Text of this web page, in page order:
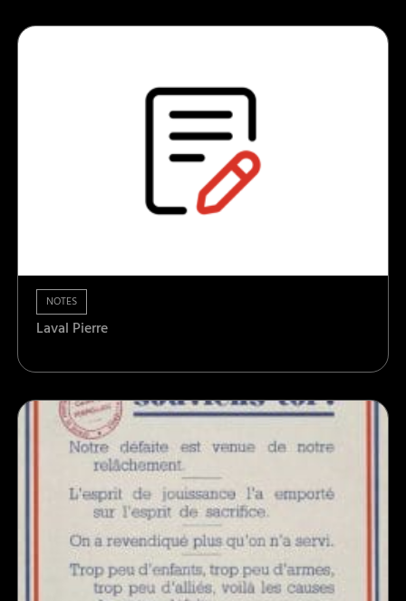
NOTES
Laval Pierre